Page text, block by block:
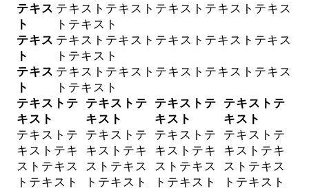
テキス
ト
テキストテキストテキストテキストテキス
トテキスト
テキス
ト
テキストテキストテキストテキストテキス
トテキスト
テキス
ト
テキストテキストテキストテキストテキス
トテキスト
テキストテ
キスト
テキストテ
キスト
テキストテ
キスト
テキストテ
キスト
テキストテ
キストテキ
ストテキス
トテキスト
テキストテ
キストテキ
ストテキス
トテキスト
テキストテ
キストテキ
ストテキス
トテキスト
テキストテ
キストテキ
ストテキス
トテキスト